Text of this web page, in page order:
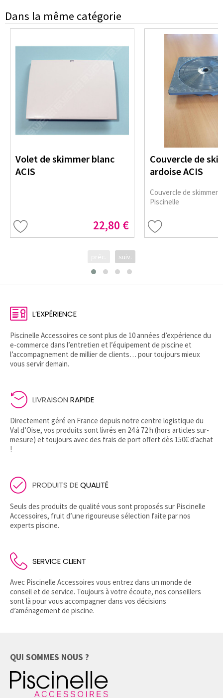
Dans la même catégorie
Volet de skimmer blanc
ACIS
22,80 €
Couvercle de
ardoise ACIS
Couvercle de skimmer
Piscinelle
suiv.
L’EXPÉRIENCE
Piscinelle Accessoires ce sont plus de 10 années d’expérience du
e-commerce dans l’entretien et l’équipement de piscine et
l’accompagnement de millier de clients… pour toujours mieux
vous servir demain.
LIVRAISON RAPIDE
Directement géré en France depuis notre centre logistique du
Val d’Oise, vos produits sont livrés en 24 à 72 h (hors articles sur-
mesure) et toujours avec des frais de port offert dès 150€ d’achat
!
PRODUITS DEQUALITÉ
Seuls des produits de qualité vous sont proposés sur Piscinelle
Accessoires, fruit d’une rigoureuse sélection faite par nos
experts piscine.
SERVICE CLIENT
Avec Piscinelle Accessoires vous entrez dans un monde de
conseil et de service. Toujours à votre écoute, nos conseillers
sont là pour vous accompagner dans vos décisions
d’aménagement de piscine.
QUI SOMMES NOUS ?